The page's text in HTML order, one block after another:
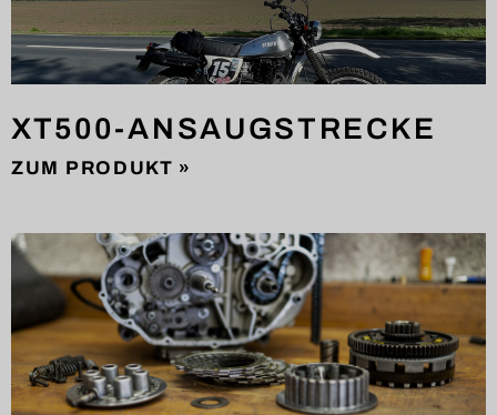
XT500-ANSAUGSTRECKE
ZUM PRODUKT »